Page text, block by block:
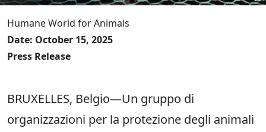
Humane World for Animals
Date: October 15, 2025
Press Release
BRUXELLES, Belgio—Un gruppo di
organizzazioni per la protezione degli animali